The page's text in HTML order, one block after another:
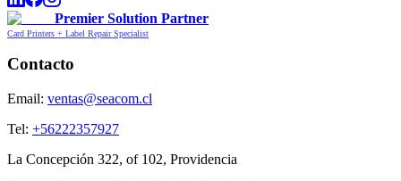
Premier Solution Partner
Card Printers + Label Repair Specialist
Contacto
Email: ventas@seacom.cl
Tel: +56222357927
La Concepción 322, of 102, Providencia